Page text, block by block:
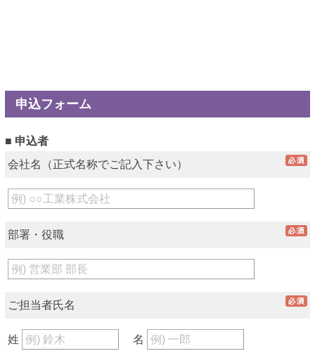
申込フォーム
■ 申込者
会社名（正式名称でご記入下さい）
部署・役職
ご担当者氏名
姓 名